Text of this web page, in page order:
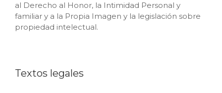
al Derecho al Honor, la Intimidad Personal y
familiar y a la Propia Imagen y la legislación sobre
propiedad intelectual.
Textos legales